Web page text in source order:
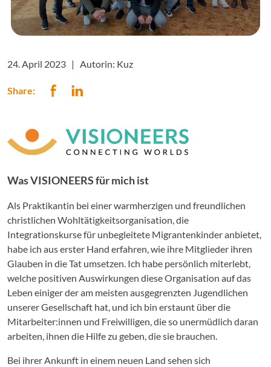
24. April 2023 | Autorin: Kuz
Share:
Was VISIONEERS für mich ist
Als Praktikantin bei einer warmherzigen und freundlichen
christlichen Wohltätigkeitsorganisation, die
Integrationskurse für unbegleitete Migrantenkinder anbietet,
habe ich aus erster Hand erfahren, wie ihre Mitglieder ihren
Glauben in die Tat umsetzen. Ich habe persönlich miterlebt,
welche positiven Auswirkungen diese Organisation auf das
Leben einiger der am meisten ausgegrenzten Jugendlichen
unserer Gesellschaft hat, und ich bin erstaunt über die
Mitarbeiter:innen und Freiwilligen, die so unermüdlich daran
arbeiten, ihnen die Hilfe zu geben, die sie brauchen.
Bei ihrer Ankunft in einem neuen Land sehen sich